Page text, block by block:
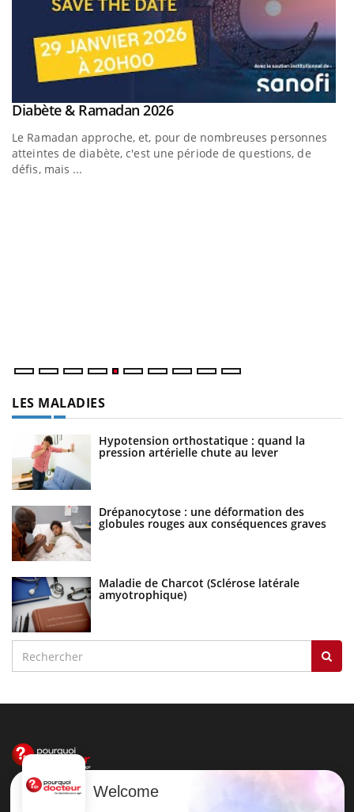
Youtube
Diabète & Ramadan 2026Youtube
Le Ramadan approche, et, pour de nombreuses personnes
atteintes de diabète, c'est une période de questions, de
défis, mais ...
LES MALADIES
Hypotension orthostatique : quand la
pression artérielle chute au lever
Drépanocytose : une déformation des
globules rouges aux conséquences graves
Maladie de Charcot (Sclérose latérale
amyotrophique)
Le site santé de référence avec chaque jour toute l'actualité
Welcome